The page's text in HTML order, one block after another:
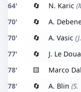
64' 🔄 N. Karic
70' 🔄 A.
70' 🔄 A. Vasic
77' 🔄 J. Le
78' 🟨 Marco
78' 🔄 A. Blin